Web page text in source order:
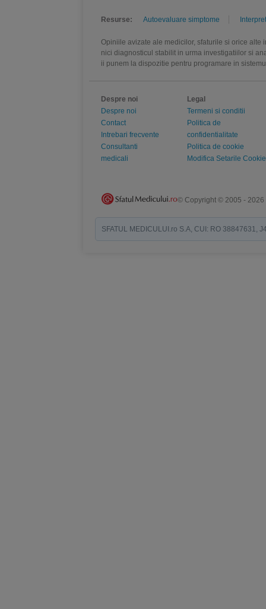
Resurse: Autoevaluare simptome
Opiniile avizate ale medicilor, sfaturile si orice
nici diagnosticul stabilit in urma investigatiilor si
ii punem la dispozitie pentru programare in
Despre noi
Despre noi
Contact
Intrebari frecvente
Consultanti
medicali
Legal
Termeni si conditii
Politica de
confidentialitate
Politica de cookie
Modifica Setarile Cookie
© Copyright © 2005 - 2026
SFATUL MEDICULUI.ro S.A, CUI: RO 38847631,